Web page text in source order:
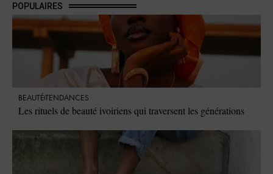
POPULAIRES
BEAUTÉTENDANCES
Les rituels de beauté ivoiriens qui traversent les générations